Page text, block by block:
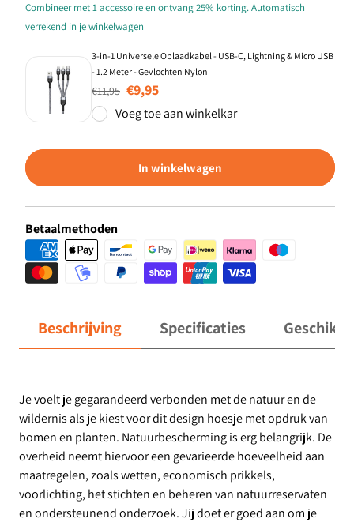
Combineer met 1 accessoire en ontvang 25% korting. Automatisch
verrekend in je winkelwagen
3-in-1 Universele Oplaadkabel - USB-C, Lightning & Micro USB
- 1.2 Meter - Gevlochten Nylon
Normale prijs
€11,95 Aanbiedingsprijs
€9,95
Voeg toe aan winkelkar
In winkelwagen
Betaalmethoden
Beschrijving Specificaties Geschikt
Je voelt je gegarandeerd verbonden met de natuur en de
wildernis als je kiest voor dit design hoesje met opdruk van
bomen en planten. Natuurbescherming is erg belangrijk. De
overheid neemt hiervoor een gevarieerde hoeveelheid aan
maatregelen, zoals wetten, economisch prikkels,
voorlichting, het stichten en beheren van natuurreservaten
en ondersteunend onderzoek. Jij doet er goed aan om je